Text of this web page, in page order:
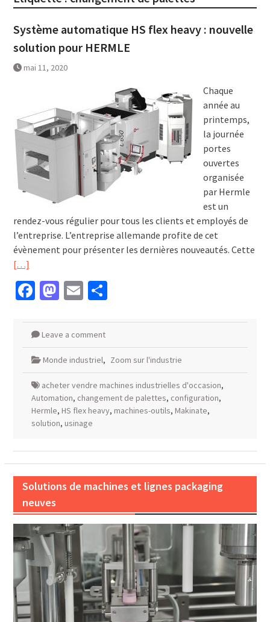
Système automatique HS flex heavy : nouvelle
solution pour HERMLE
mai 11, 2020
Chaque
année au
printemps,
la journée
portes
ouvertes
organisée
par Hermle
est un
rendez-vous régulier pour tous les clients et employés de
l’entreprise. L’entreprise allemande profite de cet
évènement pour présenter les dernières nouveautés. Cette
[…]
Facebook
Mastodon
EmailPartager
Leave a comment
Monde industriel, Zoom sur l'industrie
acheter vendre machines industrielles d'occasion,
Automation, changement de palettes, configuration,
Hermle, HS flex heavy, machines-outils, Makinate,
solution, usinage
Solutions de machines et lignes packaging
neuves